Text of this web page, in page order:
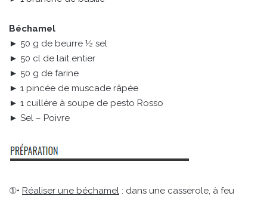
Béchamel
► 50 g de beurre ½ sel
► 50 cl de lait entier
► 50 g de farine
► 1 pincée de muscade râpée
► 1 cuillère à soupe de pesto Rosso
► Sel – Poivre
①• Réaliser une béchamel : dans une casserole, à feu